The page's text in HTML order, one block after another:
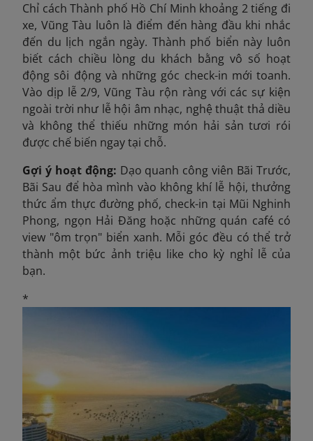
Chỉ cách Thành phố Hồ Chí Minh khoảng 2 tiếng đi
xe, Vũng Tàu luôn là điểm đến hàng đầu khi nhắc
đến du lịch ngắn ngày. Thành phố biển này luôn
biết cách chiều lòng du khách bằng vô số hoạt
động sôi động và những góc check-in mới toanh.
Vào dịp lễ 2/9, Vũng Tàu rộn ràng với các sự kiện
ngoài trời như lễ hội âm nhạc, nghệ thuật thả diều
và không thể thiếu những món hải sản tươi rói
được chế biến ngay tại chỗ.
Gợi ý hoạt động: Dạo quanh công viên Bãi Trước,
Bãi Sau để hòa mình vào không khí lễ hội, thưởng
thức ẩm thực đường phố, check-in tại Mũi Nghinh
Phong, ngọn Hải Đăng hoặc những quán café có
view "ôm trọn" biển xanh. Mỗi góc đều có thể trở
thành một bức ảnh triệu like cho kỳ nghỉ lễ của
bạn.
*